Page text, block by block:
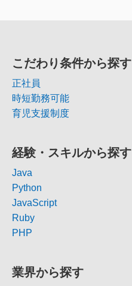
こだわり条件から探す
正社員
時短勤務可能
育児支援制度
経験・スキルから探す
Java
Python
JavaScript
Ruby
PHP
業界から探す